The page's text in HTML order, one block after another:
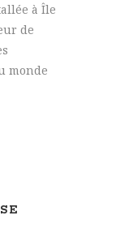
à Île
de
monde